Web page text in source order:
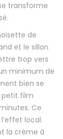
transforme
de
et le sillon
trop vers
minimum de
bien se
petit film
Ce
local.
la crème à